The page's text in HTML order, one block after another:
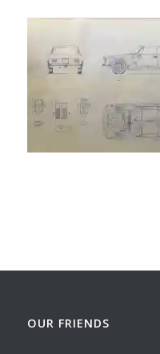
OUR FRIENDS